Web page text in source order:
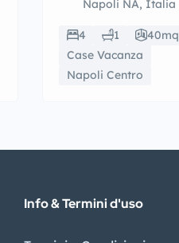
Napoli NA, Italia
4 1
40mq
Case Vacanza
Napoli Centro
Info & Termini d'uso